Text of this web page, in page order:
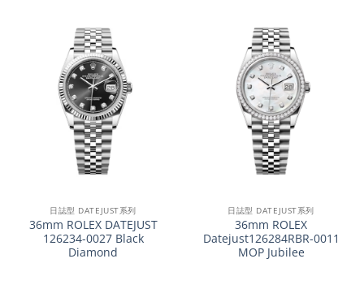
日誌型 DATEJUST系列
36mm ROLEX DATEJUST
126234-0027 Black
Diamond
日誌型 DATEJUST系列
36mm ROLEX
Datejust126284RBR-0011
MOP Jubilee